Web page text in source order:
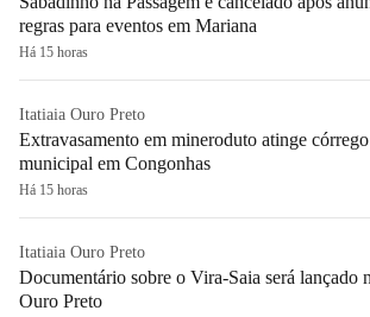
regras para eventos em Mariana
Há 15 horas
Itatiaia Ouro Preto
Extravasamento em mineroduto atinge córrego
municipal em Congonhas
Há 15 horas
Itatiaia Ouro Preto
Documentário sobre o Vira-Saia será lançado
Ouro Preto